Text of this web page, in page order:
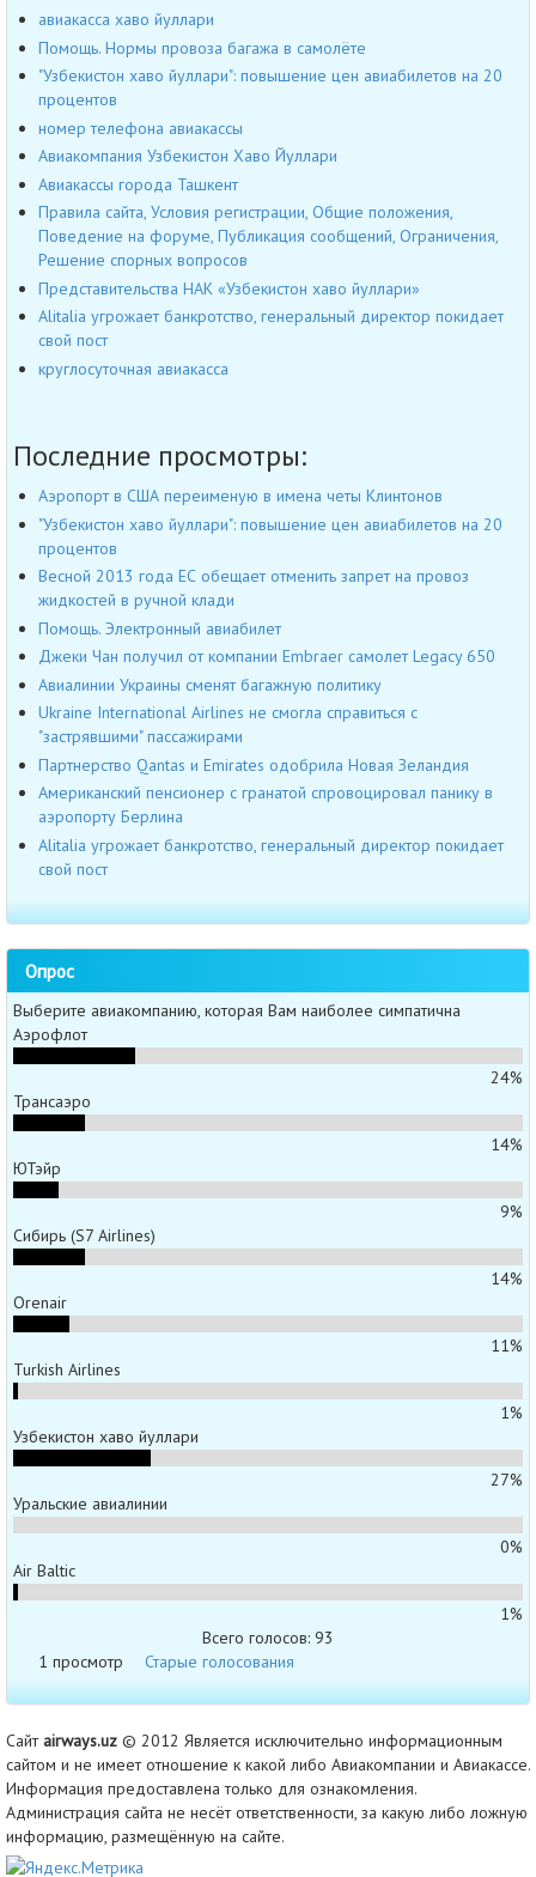
авиакасса хаво йуллари
Помощь. Нормы провоза багажа в самолёте
"Узбекистон хаво йуллари": повышение цен авиабилетов на 20
процентов
номер телефона авиакассы
Авиакомпания Узбекистон Хаво Йуллари
Авиакассы города Ташкент
Правила сайта, Условия регистрации, Общие положения,
Поведение на форуме, Публикация сообщений, Ограничения,
Решение спорных вопросов
Представительства НАК «Узбекистон хаво йуллари»
Alitalia угрожает банкротство, генеральный директор покидает
свой пост
круглосуточная авиакасса
Последние просмотры:
Аэропорт в США переименую в имена четы Клинтонов
"Узбекистон хаво йуллари": повышение цен авиабилетов на 20
процентов
Весной 2013 года ЕС обещает отменить запрет на провоз
жидкостей в ручной клади
Помощь. Электронный авиабилет
Джеки Чан получил от компании Embraer самолет Legacy 650
Авиалинии Украины сменят багажную политику
Ukraine International Airlines не смогла справиться с
"застрявшими" пассажирами
Партнерство Qantas и Emirates одобрила Новая Зеландия
Американский пенсионер с гранатой спровоцировал панику в
аэропорту Берлина
Alitalia угрожает банкротство, генеральный директор покидает
свой пост
Опрос
Выберите авиакомпанию, которая Вам наиболее симпатична
Аэрофлот
24%
Трансаэро
14%
ЮТэйр
9%
Сибирь (S7 Airlines)
14%
Orenair
11%
Turkish Airlines
1%
Узбекистон хаво йуллари
27%
Уральские авиалинии
0%
Air Baltic
1%
Всего голосов: 93
1 просмотр
Старые голосования
Сайтairways.uz © 2012 Является исключительно информационным
сайтом и не имеет отношение к какой либо Авиакомпании и Авиакассе.
Информация предоставлена только для ознакомления.
Администрация сайта не несёт ответственности, за какую либо ложную
информацию, размещённую на сайте.